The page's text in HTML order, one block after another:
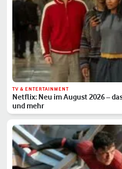
TV & ENTERTAINMENT
Netflix: Neu im August 2026 –
und mehr